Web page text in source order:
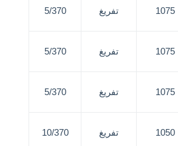
1075 تفريغ 5/370
1075 تفريغ 5/370
1075 تفريغ 5/370
1050 تفريغ 10/370